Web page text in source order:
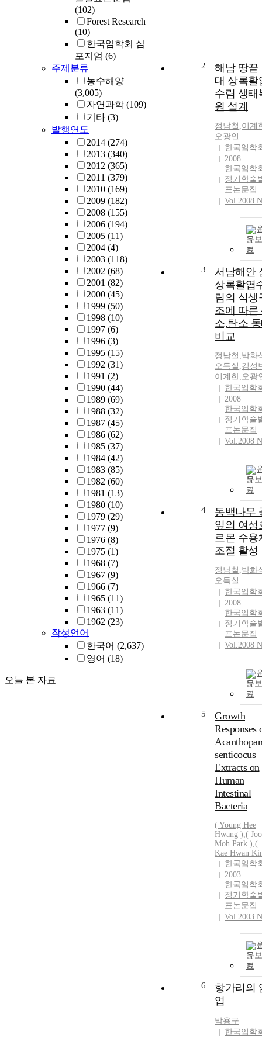
(102)
Forest Research
(10)
한국임학회 심
포지엄 (6)
주제분류
농수해양
(3,005)
자연과학 (109)
기타 (3)
발행연도
2014 (274)
2013 (340)
2012 (365)
2011 (379)
2010 (169)
2009 (182)
2008 (155)
2006 (194)
2005 (11)
2004 (4)
2003 (118)
2002 (68)
2001 (82)
2000 (45)
1999 (50)
1998 (10)
1997 (6)
1996 (3)
1995 (15)
1992 (31)
1991 (2)
1990 (44)
1989 (69)
1988 (32)
1987 (45)
1986 (62)
1985 (37)
1984 (42)
1983 (85)
1982 (60)
1981 (13)
1980 (10)
1979 (29)
1977 (9)
1976 (8)
1975 (1)
1968 (7)
1967 (9)
1966 (7)
1965 (11)
1963 (11)
1962 (23)
작성언어
한국어 (2,637)
영어 (18)
오늘 본 자료
2
해남 땅끝
대 상록활
수림 생태
원 설계
정남철 ,이계
오광인
한국임학
2008
한국임학
정기학술
표논문집
Vol.2008
문보
기
3
서남해안
상록활엽
림의 식생
조에 따른
소,탄소
비교
정남철 ,박화
오득실 ,김성
이계한,오광
한국임학
2008
한국임학
정기학술
표논문집
Vol.2008
문보
기
4
동백나무
잎의 여성
르몬 수용
조절 활성
정남철 ,박화
오득실
한국임학
2008
한국임학
정기학술
표논문집
Vol.2008
문보
기
5
Growth
Responses
senticocus
Extracts on
Human
Intestinal
Bacteria
( Young Hee
Hwang ),(
Moh Park ),(
Kae Hwan
한국임학
2003
한국임학
정기학술
표논문집
Vol.2003
문보
기
6
항가리의
업
박용구
한국임학